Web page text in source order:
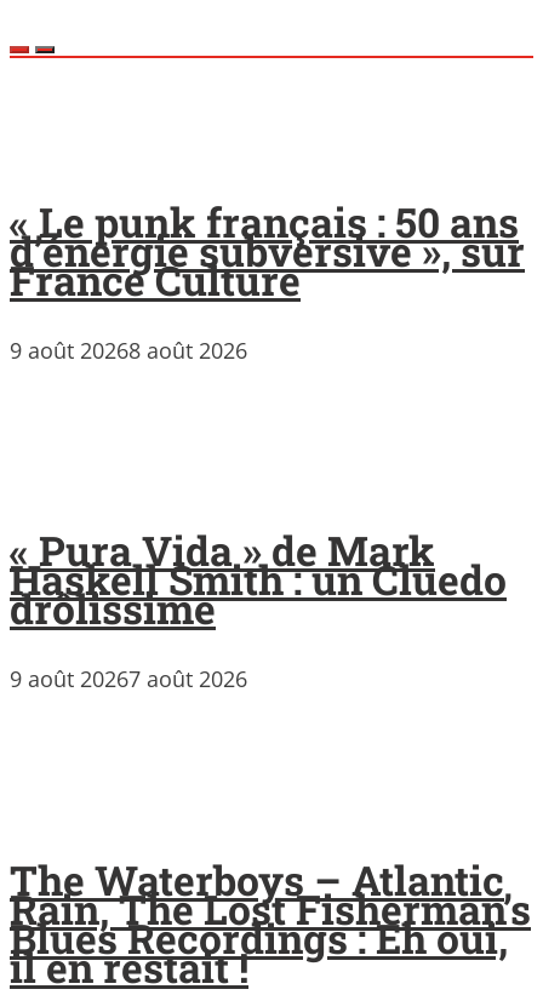
« Le punk français : 50 ans
d’énergie subversive », sur
France Culture
9 août 20268 août 2026
« Pura Vida » de Mark
Haskell Smith : un Cluedo
drôlissime
9 août 20267 août 2026
The Waterboys – Atlantic
Rain, The Lost Fisherman’s
Blues Recordings : Eh oui,
il en restait !